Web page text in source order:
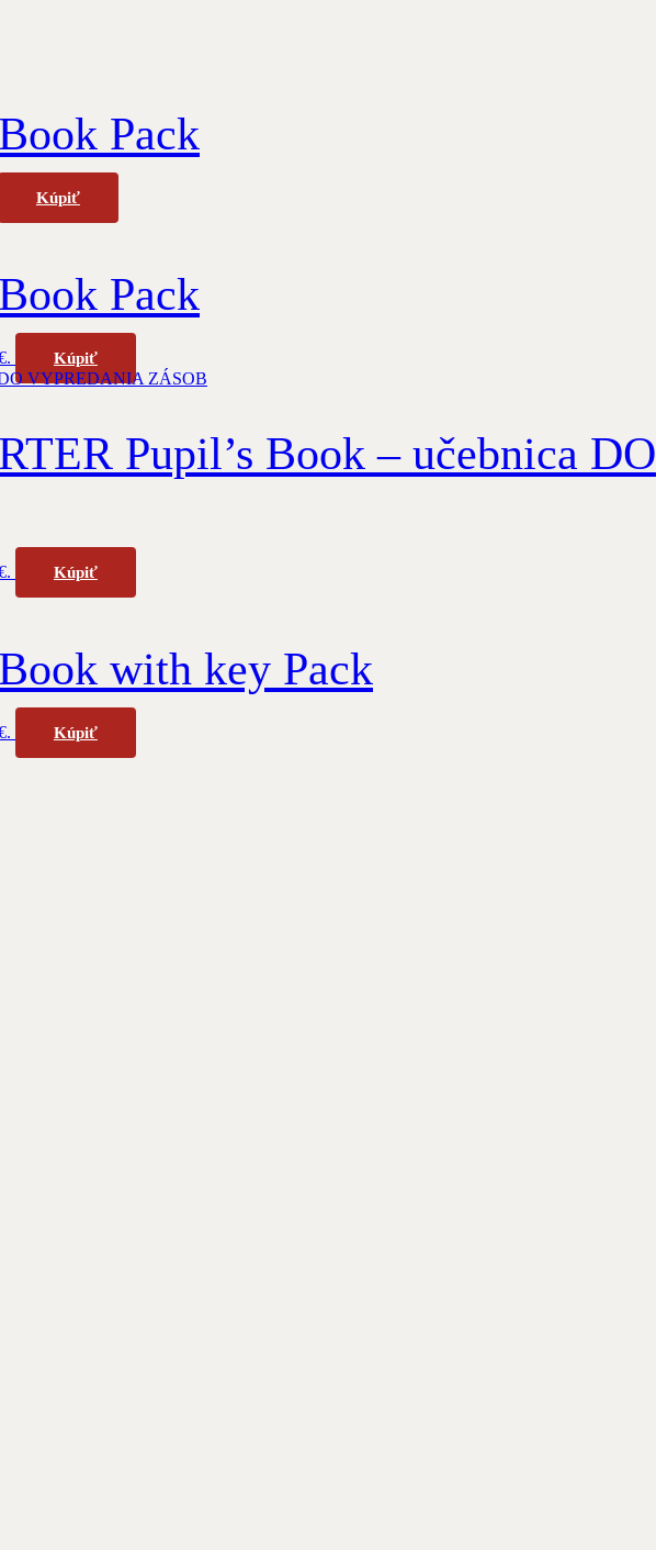
Pack
Kúpiť
Pack
Kúpiť
Pupil’s Book – učebnica DO
Kúpiť
with key Pack
Kúpiť